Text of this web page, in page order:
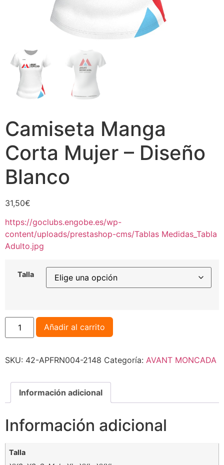
Camiseta Manga
Corta Mujer – Diseño
Blanco
31,50€
https://goclubs.engobe.es/wp-
content/uploads/prestashop-cms/Tablas Medidas_Tabla
Adulto.jpg
Talla
Añadir al carrito
SKU: 42-APFRN004-2148 Categoría: AVANT MONCADA
Información adicional
Información adicional
Talla